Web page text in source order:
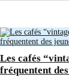
Les cafés
fréquentent